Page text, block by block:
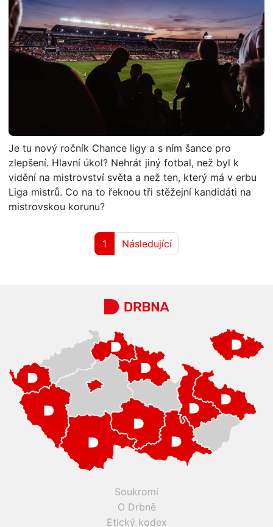
Je tu nový ročník Chance ligy a s ním šance pro
zlepšení. Hlavní úkol? Nehrát jiný fotbal, než byl k
vidění na mistrovství světa a než ten, který má v erbu
Liga mistrů. Co na to řeknou tři stěžejní kandidáti na
mistrovskou korunu?
1 Následující
Soukromí
O Drbně
Etický kodex